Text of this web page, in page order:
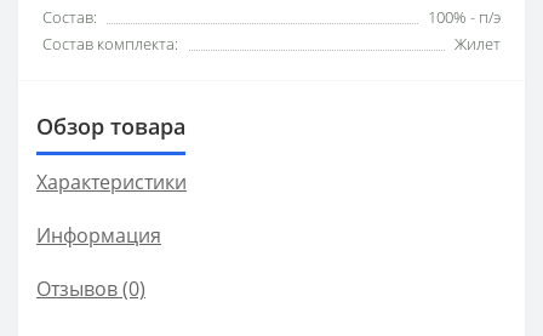
Состав:
100% - п/э
Состав комплекта:
Жилет
Обзор товара
Характеристики
Информация
Отзывов (0)